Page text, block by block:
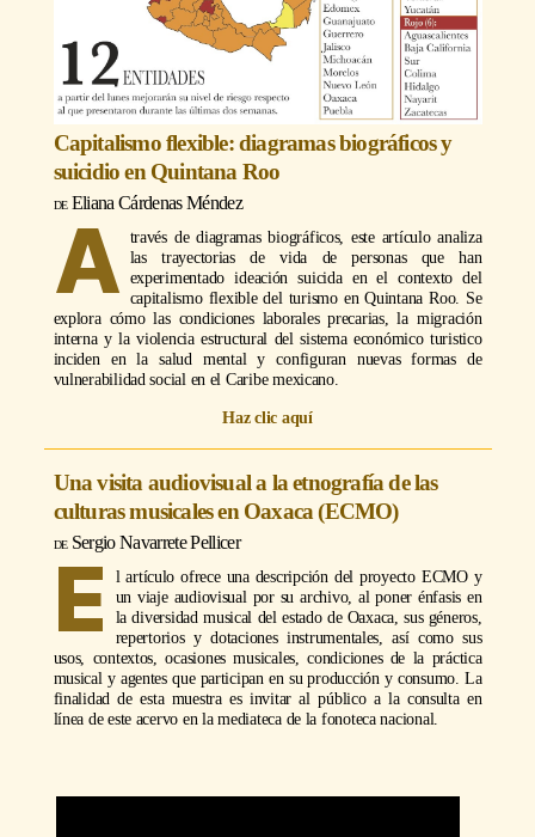
Capitalismo flexible: diagramas biográficos y
suicidio en Quintana Roo
Eliana Cárdenas Méndez
A través de diagramas biográficos, este artículo analiza
las trayectorias de vida de personas que han
experimentado ideación suicida en el contexto del
capitalismo flexible del turismo en Quintana Roo. Se
explora cómo las condiciones laborales precarias, la migración
interna y la violencia estructural del sistema económico turistico
inciden en la salud mental y configuran nuevas formas de
vulnerabilidad social en el Caribe mexicano.
Haz clic aquí
Una visita audiovisual a la etnografía de las
culturas musicales en Oaxaca (ECMO)
Sergio Navarrete Pellicer
E
l artículo ofrece una descripción del proyecto ECMO y
un viaje audiovisual por su archivo, al poner énfasis en
la diversidad musical del estado de Oaxaca, sus géneros,
repertorios y dotaciones instrumentales, así como sus
usos, contextos, ocasiones musicales, condiciones de la práctica
musical y agentes que participan en su producción y consumo. La
finalidad de esta muestra es invitar al público a la consulta en
línea de este acervo en la mediateca de la fonoteca nacional.